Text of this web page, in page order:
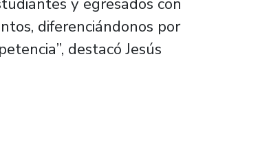
diferenciándonos por
destacó Jesús